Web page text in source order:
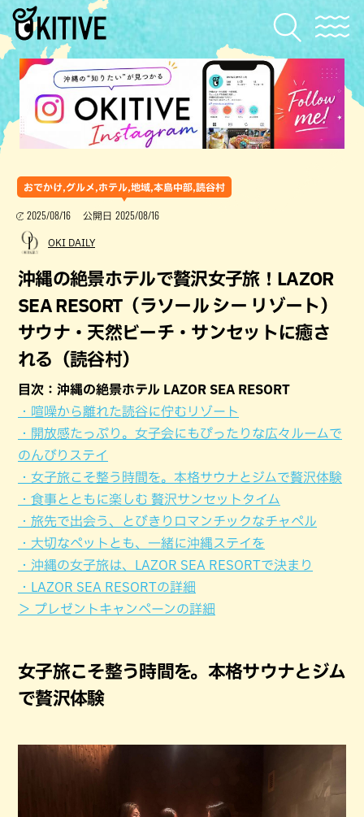
おでかけ,グルメ,ホテル,地域,本島中部,読谷村
2025/08/16 公開日 2025/08/16
OKI DAILY
沖縄の絶景ホテルで贅沢女子旅！LAZOR
SEA RESORT（ラソール シー リゾート）
サウナ・天然ビーチ・サンセットに癒さ
れる（読谷村）
目次：沖縄の絶景ホテル LAZOR SEA RESORT
・喧噪から離れた読谷に佇むリゾート
・開放感たっぷり。女子会にもぴったりな広々ルームで
のんびりステイ
・女子旅こそ整う時間を。本格サウナとジムで贅沢体験
・食事とともに楽しむ 贅沢サンセットタイム
・旅先で出会う、とびきりロマンチックなチャペル
・大切なペットとも、一緒に沖縄ステイを
・沖縄の女子旅は、LAZOR SEA RESORTで決まり
・LAZOR SEA RESORTの詳細
＞ プレゼントキャンペーンの詳細
女子旅こそ整う時間を。本格サウナとジム
で贅沢体験